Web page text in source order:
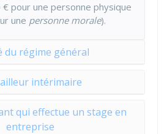
€pour une personne physique
une personne morale).
du régime général
intérimaire
qui effectue un stage en
entreprise